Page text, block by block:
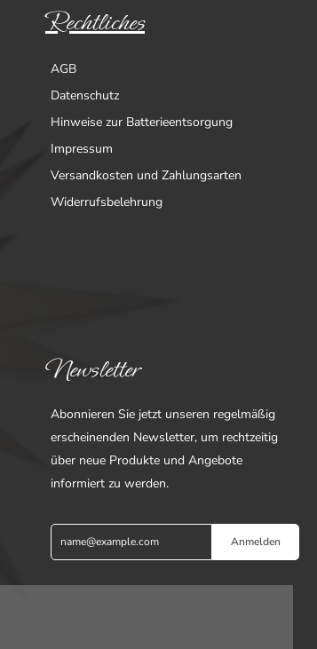
Rechtliches
AGB
Datenschutz
Hinweise zur Batterieentsorgung
Impressum
Versandkosten und Zahlungsarten
Widerrufsbelehrung
Newsletter
Abonnieren Sie jetzt unseren regelmäßig
erscheinenden Newsletter, um rechtzeitig
über neue Produkte und Angebote
informiert zu werden.
Anmelden